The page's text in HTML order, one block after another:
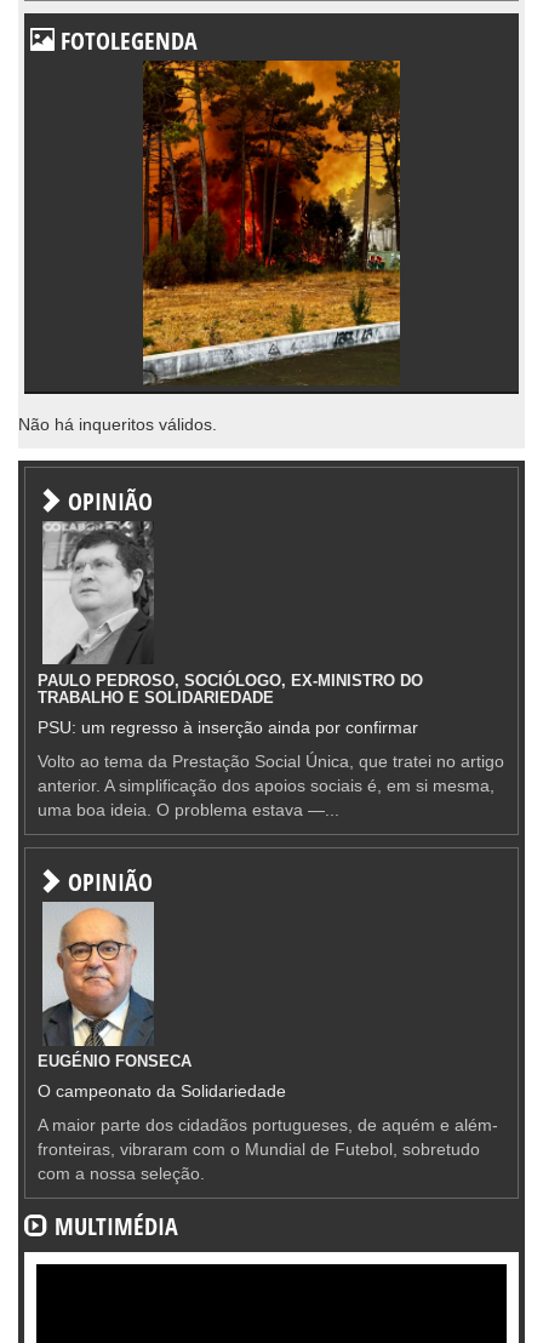
FOTOLEGENDA
Não há inqueritos válidos.
OPINIÃO
PAULO PEDROSO, SOCIÓLOGO, EX-MINISTRO DO
TRABALHO E SOLIDARIEDADE
PSU: um regresso à inserção ainda por confirmar
Volto ao tema da Prestação Social Única, que tratei no artigo
anterior. A simplificação dos apoios sociais é, em si mesma,
uma boa ideia. O problema estava —...
OPINIÃO
EUGÉNIO FONSECA
O campeonato da Solidariedade
A maior parte dos cidadãos portugueses, de aquém e além-
fronteiras, vibraram com o Mundial de Futebol, sobretudo
com a nossa seleção.
MULTIMÉDIA